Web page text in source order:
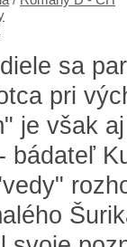
sa
pri
je však
bádateľ